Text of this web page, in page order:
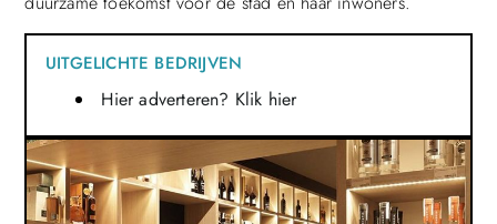
UITGELICHTE BEDRIJVEN
Hier adverteren? Klik hier